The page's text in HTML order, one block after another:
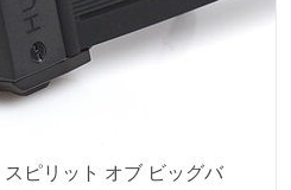
ピリット オブ ビッグバ